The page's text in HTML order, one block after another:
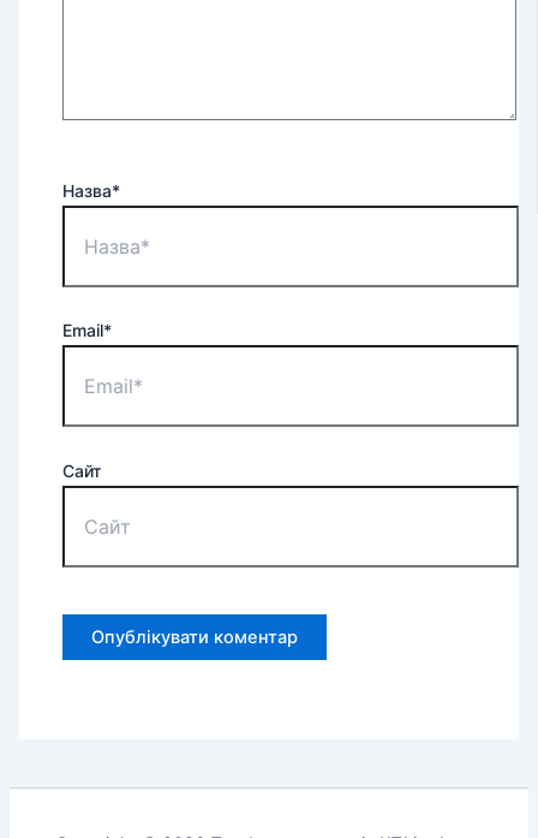
Назва*
Email*
Сайт